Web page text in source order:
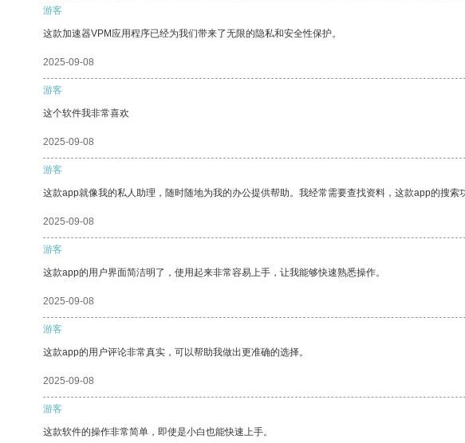
游客
这款加速器VPM应用程序已经为我们带来了无限的隐私和安全性保护。
2025-09-08
游客
这个软件我非常喜欢
2025-09-08
游客
这款app就像我的私人助理，随时随地为我的办公提供帮助。我经常需要查找资料，这款app的搜索
2025-09-08
游客
这款app的用户界面简洁明了，使用起来非常容易上手，让我能够快速熟悉操作。
2025-09-08
游客
这款app的用户评论非常真实，可以帮助我做出更准确的选择。
2025-09-08
游客
这款软件的操作非常简单，即使是小白也能快速上手。